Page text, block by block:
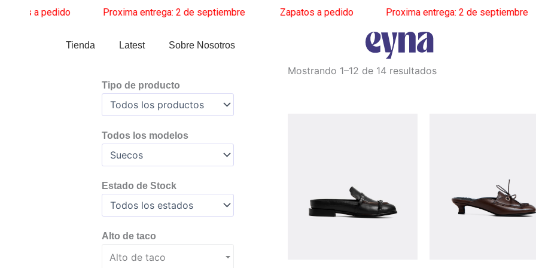
a pedido______ Proxima entrega: 2 de septiembre______ Zapatos a pedido______ Proxima entrega: 2 de septiembre______
Tienda Latest Sobre Nosotros
Tipo de producto
Todos los modelos
Estado de Stock
Alto de taco
Alto de taco
Mostrando 1–12 de 14 resultadosOrdenado